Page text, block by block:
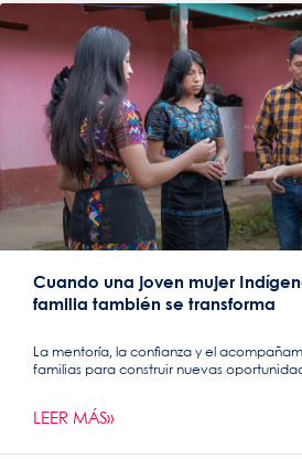
Cuando una joven mujer
familia también se transforma
La mentoría, la confianza y el
familias para construir nuevas
LEER MÁS»